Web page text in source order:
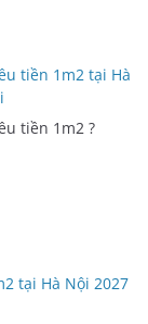
tiền 1m2 tại Hà
tiền 1m2 ?
tại Hà Nội 2027